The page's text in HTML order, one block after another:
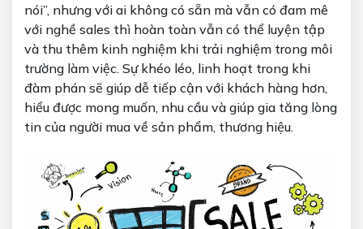
nói”, nhưng với ai không có sẵn mà vẫn có đam mê
với nghề sales thì hoàn toàn vẫn có thể luyện tập
và thu thêm kinh nghiệm khi trải nghiệm trong môi
trường làm việc. Sự khéo léo, linh hoạt trong khi
đàm phán sẽ giúp dễ tiếp cận với khách hàng hơn,
hiểu được mong muốn, nhu cầu và giúp gia tăng lòng
tin của người mua về sản phẩm, thương hiệu.